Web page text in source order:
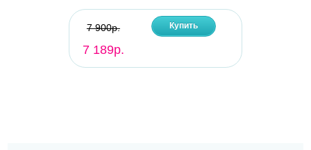
7 900р.
7 189р.
Купить